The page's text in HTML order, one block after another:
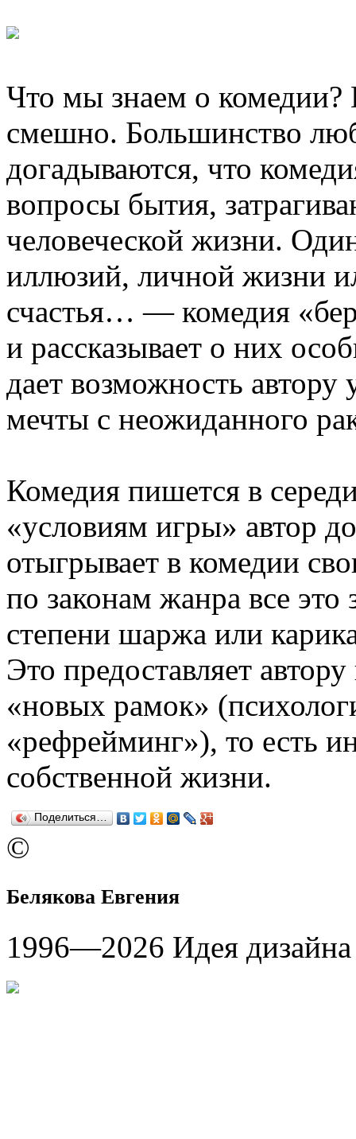
Что мы знаем о комедии?
смешно. Большинство
догадываются, что
вопросы бытия,
человеческой жизни.
иллюзий, личной жизни
счастья… — комедия
и рассказывает о них
дает возможность
мечты с неожиданного
Комедия пишется в
«условиям игры» автор
отыгрывает в комедии
по законам жанра все
степени шаржа или
Это предоставляет
«новых рамок»
«рефрейминг»), то есть
собственной жизни.
Поделиться…
©
Белякова Евгения
1996—2026 Идея